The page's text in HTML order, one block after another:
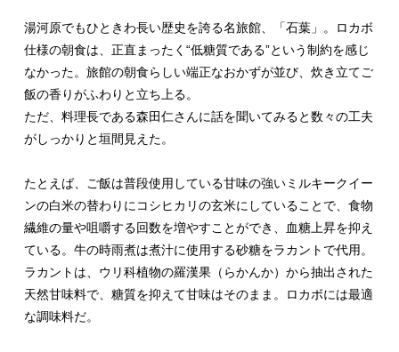
湯河原でもひときわ長い歴史を誇る名旅館、「石葉」。ロカボ
仕様の朝食は、正直まったく“低糖質である”という制約を感じ
なかった。旅館の朝食らしい端正なおかずが並び、炊き立てご
飯の香りがふわりと立ち上る。
ただ、料理長である森田仁さんに話を聞いてみると数々の工夫
がしっかりと垣間見えた。
たとえば、ご飯は普段使用している甘味の強いミルキークイー
ンの白米の替わりにコシヒカリの玄米にしていることで、食物
繊維の量や咀嚼する回数を増やすことができ、血糖上昇を抑え
ている。牛の時雨煮は煮汁に使用する砂糖をラカントで代用。
ラカントは、ウリ科植物の羅漢果（らかんか）から抽出された
天然甘味料で、糖質を抑えて甘味はそのまま。ロカボには最適
な調味料だ。